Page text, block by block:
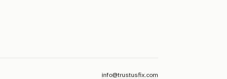
info@trustusfix.com